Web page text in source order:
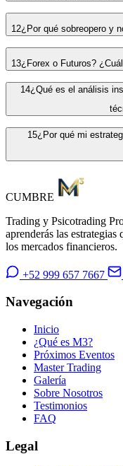
12¿Por qué sobreopero y
13¿Forex o Futuros?
14¿Qué es el análisis
15¿Por qué mi
CUMBRE
Trading y Psicotrading
aprenderás las
los mercados financieros.
+52 999 657 7667
Navegación
Inicio
¿Qué es M3?
Próximos Eventos
Master Trading
Galería
Sobre Nosotros
Testimonios
FAQ
Legal